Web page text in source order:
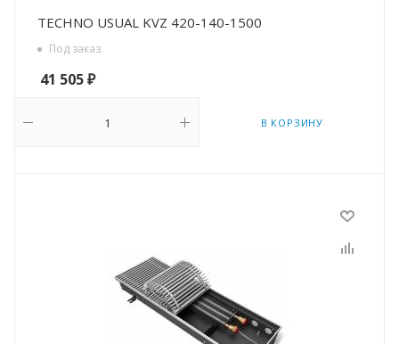
TECHNO USUAL KVZ 420-140-1500
Под заказ
41 505₽
В КОРЗИНУ